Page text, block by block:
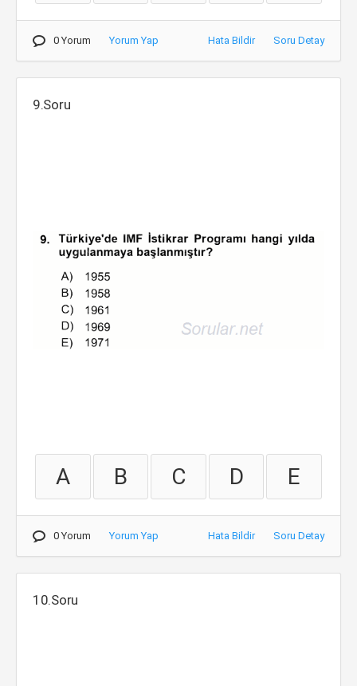
0 Yorum Yorum Yap Hata Bildir Soru Detay
9.Soru
A B C D E
0 Yorum Yorum Yap Hata Bildir Soru Detay
10.Soru